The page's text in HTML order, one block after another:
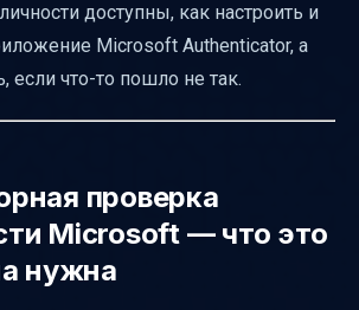
доступа к способам связи
если забыли пароль при
двухфакторной проверке
или заменить сведения о
доступны, как настроить и
Microsoft Authenticator, а
если что-то пошло не так.
проверка
Microsoft — что это
нужна